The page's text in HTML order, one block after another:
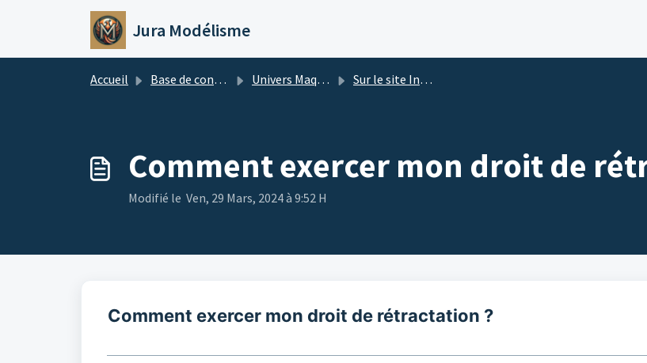
Passer au contenu principal
Jura Modélisme
Accueil Base de connaissances Univers Maquette Sur le site Internet
Comment exercer mon droit de
Modifié le Ven, 29 Mars, 2024 à 9:52 H
Comment exercer mon droit de rétractation ?